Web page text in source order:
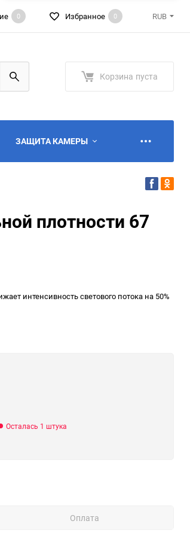
0 Избранное 0 RUB
Корзина пуста
ЗАЩИТА КАМЕРЫ
плотности 67
интенсивность светового потока на 50%
Осталась 1 штука
Оплата